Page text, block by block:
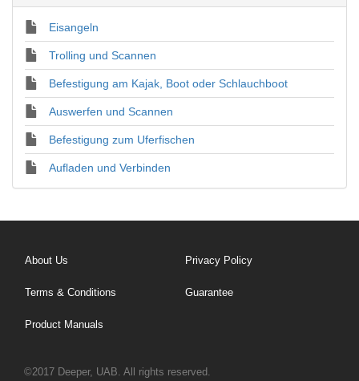
Eisangeln
Trolling und Scannen
Befestigung am Kajak, Boot oder Schlauchboot
Auswerfen und Scannen
Befestigung zum Uferfischen
Aufladen und Verbinden
About Us Privacy Policy
Terms & Conditions Guarantee
Product Manuals
©2017 Deeper, UAB. All rights reserved.